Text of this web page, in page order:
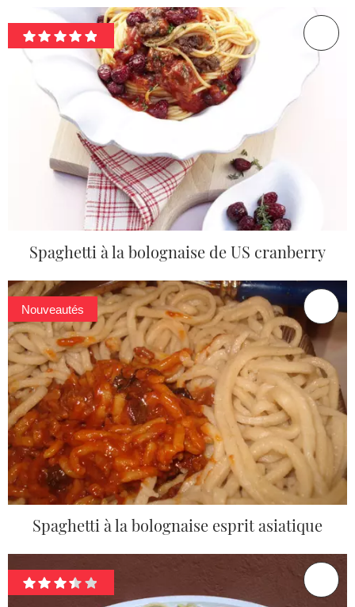
Spaghetti à la bolognaise de US cranberry
Nouveautés
Spaghetti à la bolognaise esprit asiatique